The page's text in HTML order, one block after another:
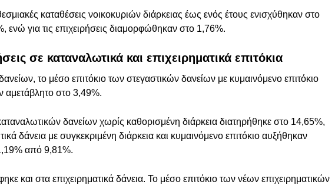
καταθέσεις νοικοκυριών διάρκειας έως ενός έτους ενισχύθηκαν στο
ενώ για τις επιχειρήσεις διαμορφώθηκαν στο 1,76%.
σε καταναλωτικά και επιχειρηματικά επιτόκια
το μέσο επιτόκιο των στεγαστικών δανείων με κυμαινόμενο επιτόκιο
αμετάβλητο στο 3,49%.
δανείων χωρίς καθορισμένη διάρκεια διατηρήθηκε στο 14,65%,
δάνεια με συγκεκριμένη διάρκεια και κυμαινόμενο επιτόκιο αυξήθηκαν
από 9,81%.
και στα επιχειρηματικά δάνεια. Το μέσο επιτόκιο των νέων επιχειρηματικών